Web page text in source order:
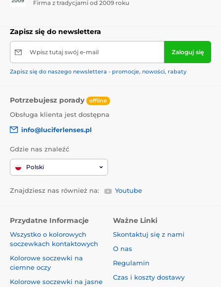
Firma z tradycjami od 2009 roku
Zapisz się do newslettera
Wpisz tutaj swój e-mail Zaloguj się
Zapisz się do naszego newslettera - promocje, nowości, rabaty
Potrzebujesz porady offline
Obsługa klienta jest dostępna
info@luciferlenses.pl
Gdzie nas znaleźć
Polski
Znajdziesz nas również na: Youtube
Przydatne Informacje
Wszystko o kolorowych
soczewkach kontaktowych
Kolorowe soczewki na
ciemne oczy
Kolorowe soczewki na jasne
Ważne Linki
Skontaktuj się z nami
O nas
Regulamin
Czas i koszty dostawy